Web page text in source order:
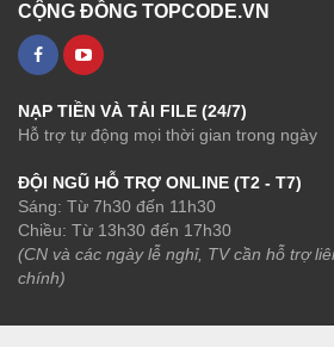
CỘNG ĐỒNG TOPCODE.VN
NẠP TIỀN VÀ TẢI FILE (24/7)
Hỗ trợ tự động mọi thời gian trong ngày
ĐỘI NGŨ HỖ TRỢ ONLINE (T2 - T7)
Sáng: Từ 7h30 đến 11h30
Chiều: Từ 13h30 đến 17h30
(CN và các ngày lễ nghỉ, TV cần hỗ trợ
chính)